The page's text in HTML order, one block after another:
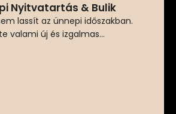
Nyitvatartás & Bulik
lassít az ünnepi időszakban.
valami új és izgalmas...